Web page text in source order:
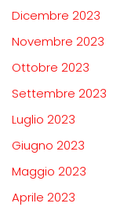
Dicembre 2023
Novembre 2023
Ottobre 2023
Settembre 2023
Luglio 2023
Giugno 2023
Maggio 2023
Aprile 2023